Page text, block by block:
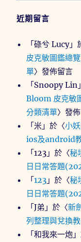
近期留言
「碌兮 Lucy」
皮克敏圖鑑總
單〉發佈留言
「Snoopy Lin
Bloom 皮克敏
分類清單〉發
「米 」於〈小
ios及android
「123 」於〈秘
日日常答題
「123 」於〈秘
日日常答題
「J弟 」於〈新
列整理與兌換
「和我來一炮